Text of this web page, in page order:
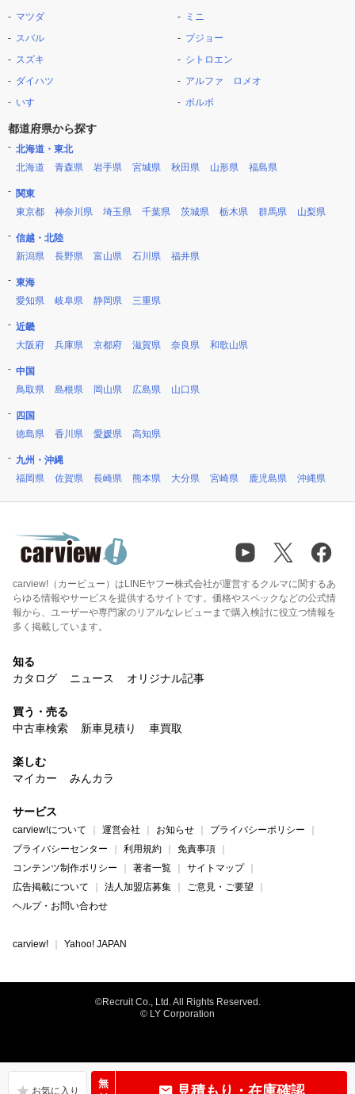
無
見積もり・在庫確認
マツダ
スバル
スズキ
ダイハツ
いすゞ
ミニ
プジョー
シトロエン
アルファ ロメオ
ボルボ
都道府県から探す
北海道・東北
北海道
青森県 岩手県 宮城県 秋田県 山形県 福島県
関東
東京都
神奈川県 埼玉県 千葉県 茨城県 栃木県 群馬県 山梨県
信越・北陸
新潟県
長野県 富山県 石川県 福井県
東海
愛知県
岐阜県 静岡県 三重県
近畿
大阪府
兵庫県 京都府 滋賀県 奈良県 和歌山県
中国
鳥取県
島根県 岡山県 広島県 山口県
四国
徳島県
香川県 愛媛県 高知県
九州・沖縄
福岡県
佐賀県 長崎県 熊本県 大分県 宮崎県 鹿児島県 沖縄県
carview!（カービュー）はLINEヤフー株式会社が運営するクルマに関するあ
らゆる情報やサービスを提供するサイトです。価格やスペックなどの公式情
報から、ユーザーや専門家のリアルなレビューまで購入検討に役立つ情報を
多く掲載しています。
知る
カタログ
ニュース オリジナル記事
買う・売る
中古車検索
新車見積り 車買取
楽しむ
マイカー
みんカラ
サービス
carview!について 運営会社 お知らせ
プライバシーポリシー
プライバシーセンター
利用規約
免責事項
コンテンツ制作ポリシー
著者一覧
サイトマップ
広告掲載について
法人加盟店募集
ご意見・ご要望
ヘルプ・お問い合わせ
carview! Yahoo! JAPAN
©Recruit Co., Ltd. All Rights Reserved.
© LY Corporation